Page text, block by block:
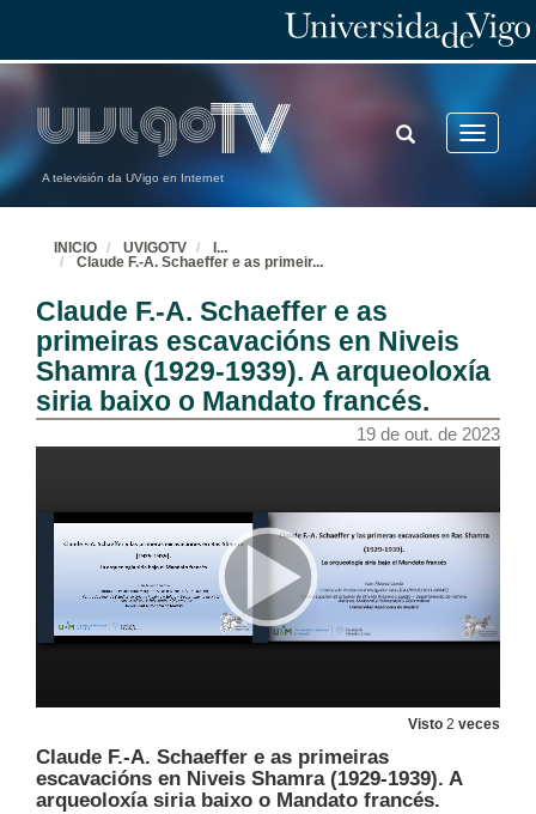
A televisión da UVigo en Internet
Toggle
TOGGLE
SEARCH
INICIO UVIGOTV
...
Claude F.-A. Schaeffer e as primeir...
Claude F.-A. Schaeffer e as
primeiras escavacións en Niveis
Shamra (1929-1939). A arqueoloxía
siria baixo o Mandato francés.
19 de out. de 2023
Visto 2 veces
Claude F.-A. Schaeffer e as primeiras
escavacións en Niveis Shamra (1929-1939). A
arqueoloxía siria baixo o Mandato francés.
19 de out. de 2023
Conferencia Inaugural
19 de out. de 2023
Adolfo Rivadeneyra e o redescubrimento de Persia
Conferencia
19 de out. de 2023
Quenda de preguntas. Sesión 1
19 de out. de 2023